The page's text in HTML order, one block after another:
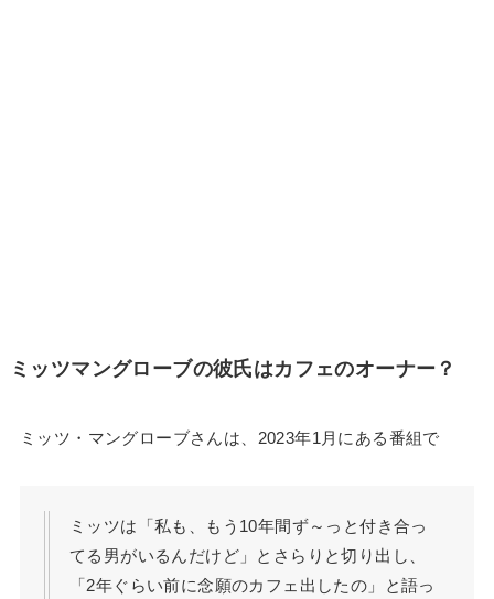
ミッツマングローブの彼氏はカフェのオーナー？
ミッツ・マングローブさんは、2023年1月にある番組で
ミッツは「私も、もう10年間ず～っと付き合っ
てる男がいるんだけど」とさらりと切り出し、
「2年ぐらい前に念願のカフェ出したの」と語っ